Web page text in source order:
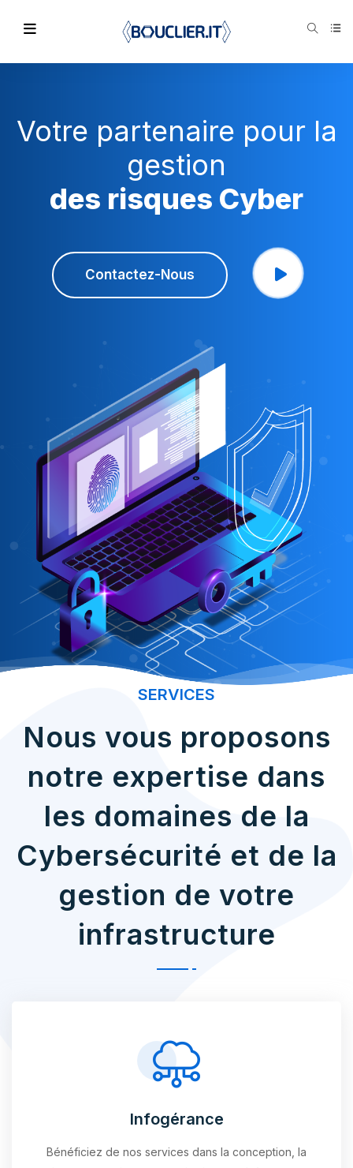
Votre partenaire pour la
gestion
des risques Cyber
Contactez-Nous
SERVICES
Nous vous proposons
notre expertise dans
les domaines de la
Cybersécurité et de la
gestion de votre
infrastructure
Infogérance
Bénéficiez de nos services dans la conception, la